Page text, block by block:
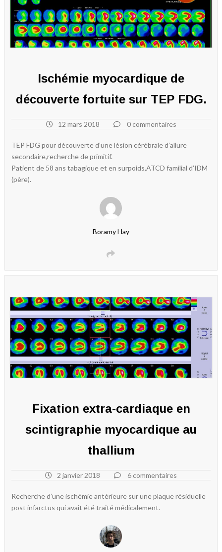
Ischémie myocardique de
découverte fortuite sur TEP FDG.
12 mars 2018 0 commentaires
TEP FDG pour découverte d’une lésion cérébrale d’allure
secondaire,recherche de primitif.
Patient de 58 ans tabagique et en surpoids,ATCD familial d’IDM
(père).
Boramy Hay
Fixation extra-cardiaque en
scintigraphie myocardique au
thallium
2 janvier 2018 6 commentaires
Recherche d’une ischémie antérieure sur une plaque résiduelle
post infarctus qui avait été traité médicalement.